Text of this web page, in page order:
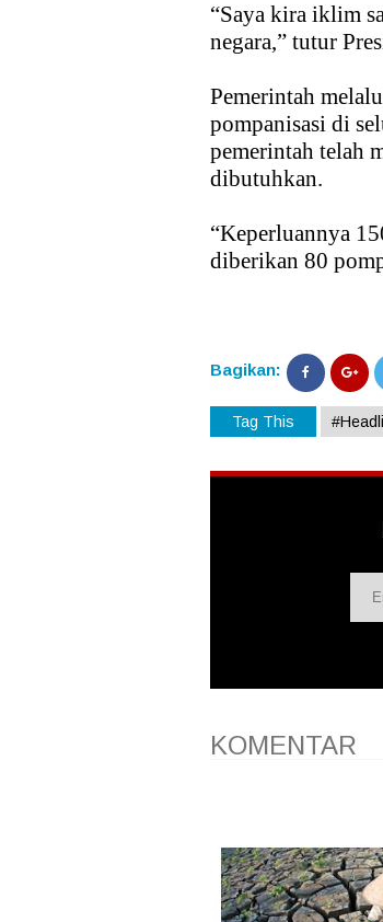
“Saya kira iklim
negara,” tutur
Pemerintah
pompanisasi di
pemerintah telah
dibutuhkan.
“Keperluannya
diberikan 80
Bagikan:
Tag This
KOMENTAR